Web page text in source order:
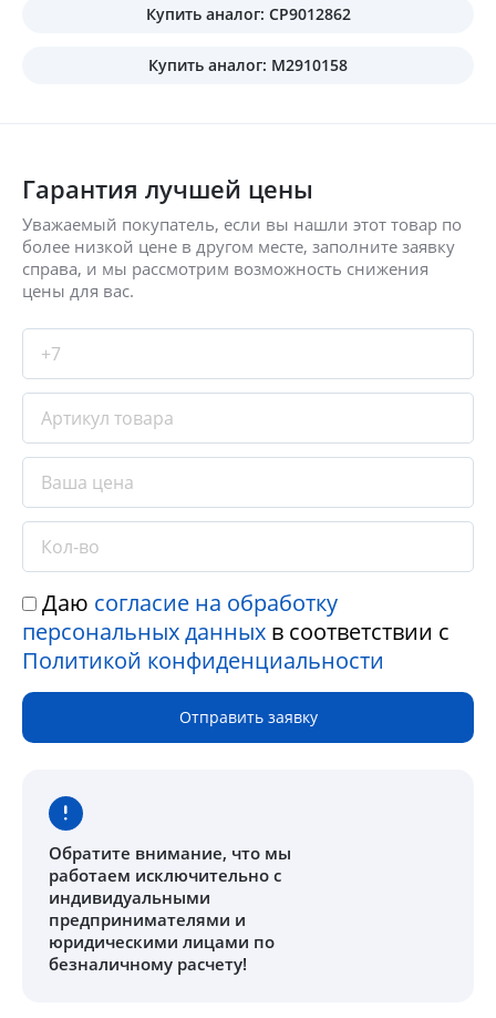
Купить аналог: CP9012862
Купить аналог: M2910158
Гарантия лучшей цены
Уважаемый покупатель, если вы нашли этот товар по
более низкой цене в другом месте, заполните заявку
справа, и мы рассмотрим возможность снижения
цены для вас.
Даю согласие на обработку
персональных данных в соответствии с
Политикой конфиденциальности
Отправить заявку
Обратите внимание, что мы
работаем исключительно с
индивидуальными
предпринимателями и
юридическими лицами по
безналичному расчету!